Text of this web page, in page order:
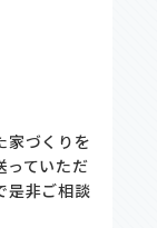
家づくりを
っていただ
是非ご相談